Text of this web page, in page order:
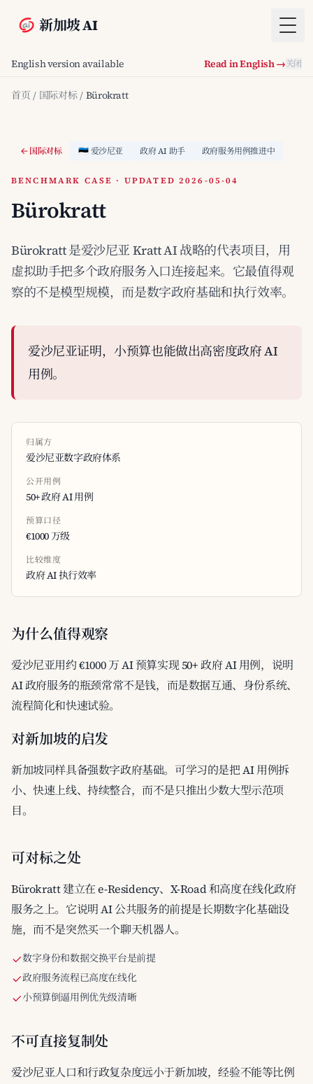
新加坡 AI
English version available Read in English →关闭
首页 / 国际对标 / Bürokratt
国际对标 🇪🇪 爱沙尼亚 政府 AI 助手 政府服务用例推进中
BENCHMARK CASE · UPDATED 2026-05-04
Bürokratt
Bürokratt 是爱沙尼亚 Kratt AI 战略的代表项目，用
虚拟助手把多个政府服务入口连接起来。它最值得观
察的不是模型规模，而是数字政府基础和执行效率。
爱沙尼亚证明，小预算也能做出高密度政府 AI
用例。
归属方
爱沙尼亚数字政府体系
公开用例
50+ 政府 AI 用例
预算口径
€1000 万级
比较维度
政府 AI 执行效率
为什么值得观察
爱沙尼亚用约 €1000 万 AI 预算实现 50+ 政府 AI 用例，说明
AI 政府服务的瓶颈常常不是钱，而是数据互通、身份系统、
流程简化和快速试验。
对新加坡的启发
新加坡同样具备强数字政府基础。可学习的是把 AI 用例拆
小、快速上线、持续整合，而不是只推出少数大型示范项
目。
可对标之处
Bürokratt 建立在 e-Residency、X-Road 和高度在线化政府
服务之上。它说明 AI 公共服务的前提是长期数字化基础设
施，而不是突然买一个聊天机器人。
数字身份和数据交换平台是前提
政府服务流程已高度在线化
小预算倒逼用例优先级清晰
不可直接复制处
爱沙尼亚人口和行政复杂度远小于新加坡，经验不能等比例